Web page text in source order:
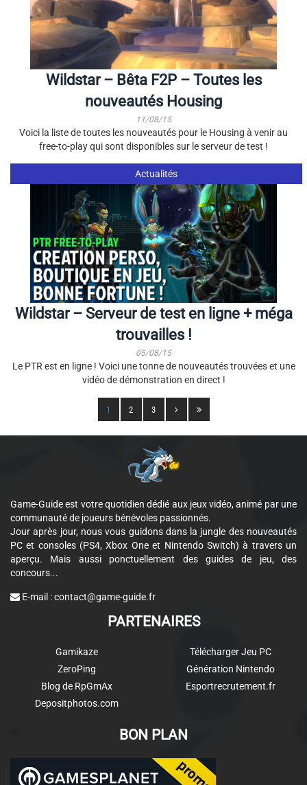
Wildstar – Bêta F2P – Toutes les
nouveautés Housing
11/08/15
Voici la liste de toutes les nouveautés pour le Housing à venir au
free-to-play qui sont disponibles sur le serveur de test !
Actualités
Wildstar – Serveur de test en ligne + méga
trouvailles !
05/08/15
Le PTR est en ligne ! Voici une tonne de nouveautés trouvées et une
vidéo de démonstration en direct !
1 2 3
Game-Guide est votre quotidien dédié aux jeux vidéo, animé par une
communauté de joueurs bénévoles passionnés.
Jour après jour, nous vous guidons dans la jungle des nouveautés
PC et consoles (PS4, Xbox One et Nintendo Switch) à travers un
aperçu. Mais aussi ponctuellement des guides de jeu, des
concours...
E-mail :contact@game-guide.fr
PARTENAIRES
Gamikaze
ZeroPing
Blog de RpGmAx
Depositphotos.com
Télécharger Jeu PC
Génération Nintendo
Esportrecrutement.fr
BON PLAN